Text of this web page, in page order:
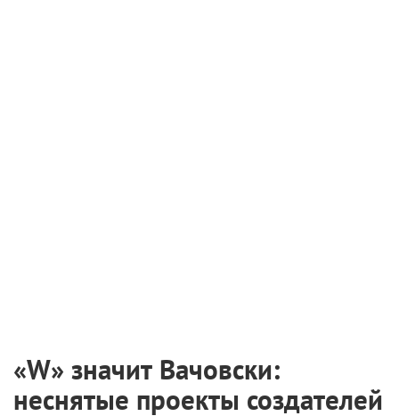
«W» значит Вачовски:
неснятые проекты создателей